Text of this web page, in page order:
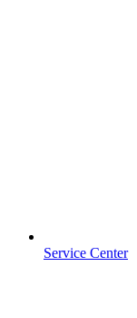
Service Center